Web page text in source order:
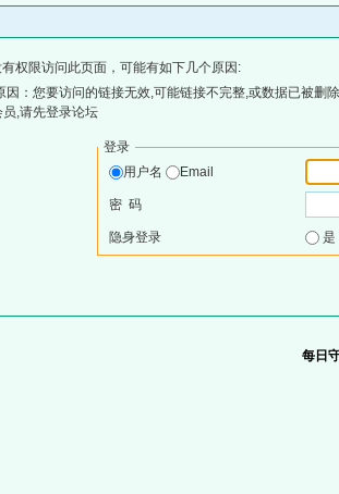
权限访问此页面，可能有如下几个原因:
因：您要访问的链接无效,可能链接不完整,或数据已被删
,请先登录论坛
登录
用户名
Email
密 码
隐身登录
每日